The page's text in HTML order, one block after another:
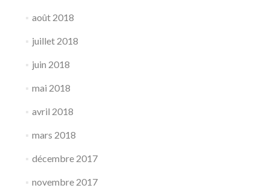
août 2018
juillet 2018
juin 2018
mai 2018
avril 2018
mars 2018
décembre 2017
novembre 2017